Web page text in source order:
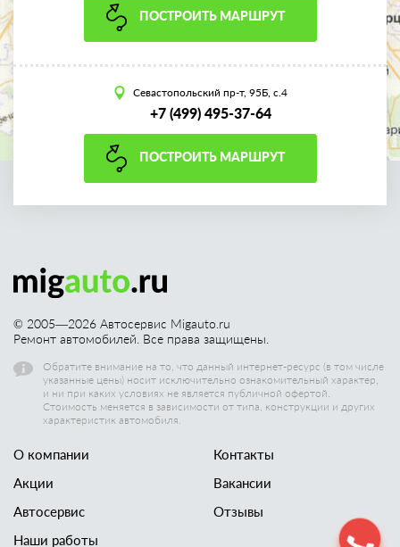
ПОСТРОИТЬ МАРШРУТ
Севастопольский пр-т, 95Б, с.4
+7 (499) 495-37-64
ПОСТРОИТЬ МАРШРУТ
© 2005—2026 Автосервис Migauto.ru
Ремонт автомобилей. Все права защищены.
Обратите внимание на то, что данный интернет-ресурс (в том числе
указанные цены) носит исключительно ознакомительный характер,
и ни при каких условиях не является публичной офертой.
Стоимость меняется в зависимости от типа, конструкции и других
характеристик автомобиля.
О компании
Акции
Автосервис
Наши работы
Контакты
Вакансии
Отзывы